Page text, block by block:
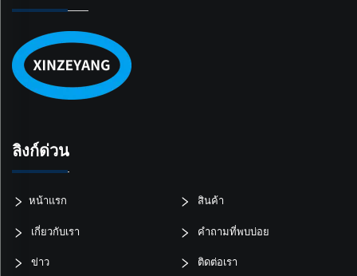
ลิงก์ด่วน
หน้าแรก สินค้า
เกี่ยวกับเรา คำถามที่พบบ่อย
ข่าว ติดต่อเรา